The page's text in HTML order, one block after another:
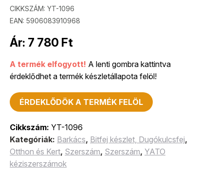
CIKKSZÁM: YT-1096
EAN: 5906083910968
Ár: 7 780 Ft
A termék elfogyott! A lenti gombra kattintva
érdeklődhet a termék készletállapota felöl!
ÉRDEKLŐDÖK A TERMÉK FELÖL
Cikkszám: YT-1096
Kategóriák: Barkács, Bitfej készlet, Dugókulcsfej,
Otthon és Kert, Szerszám, Szerszám, YATO
kéziszerszámok